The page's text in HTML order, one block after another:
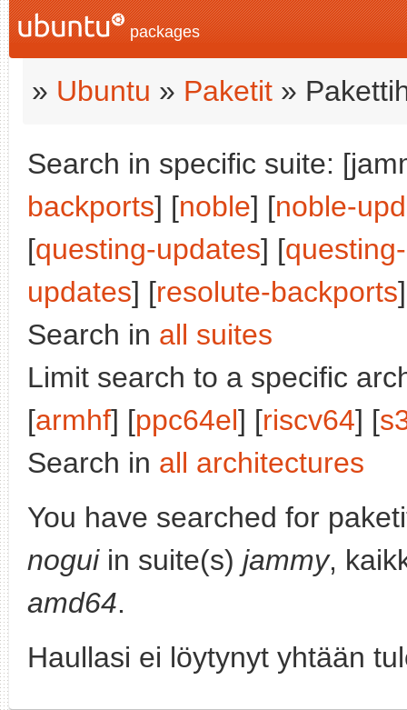
packages
» Ubuntu » Paketit »
Search in specific suite:
backports] [noble] [noble-
[questing-updates] [
updates] [resolute-backports
Search in all suites
Limit search to a specific
[armhf] [ppc64el] [riscv64] [
Search in all architectures
You have searched for
noguiin suite(s) jammy,
amd64.
Haullasi ei löytynyt yhtään